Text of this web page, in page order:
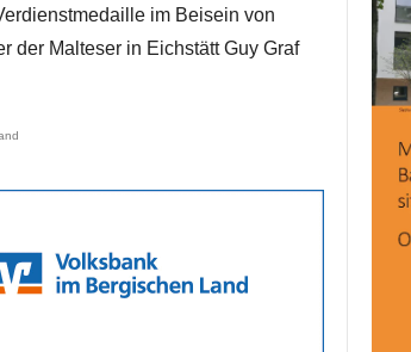
im Beisein von
der Malteser in Eichstätt Guy Graf